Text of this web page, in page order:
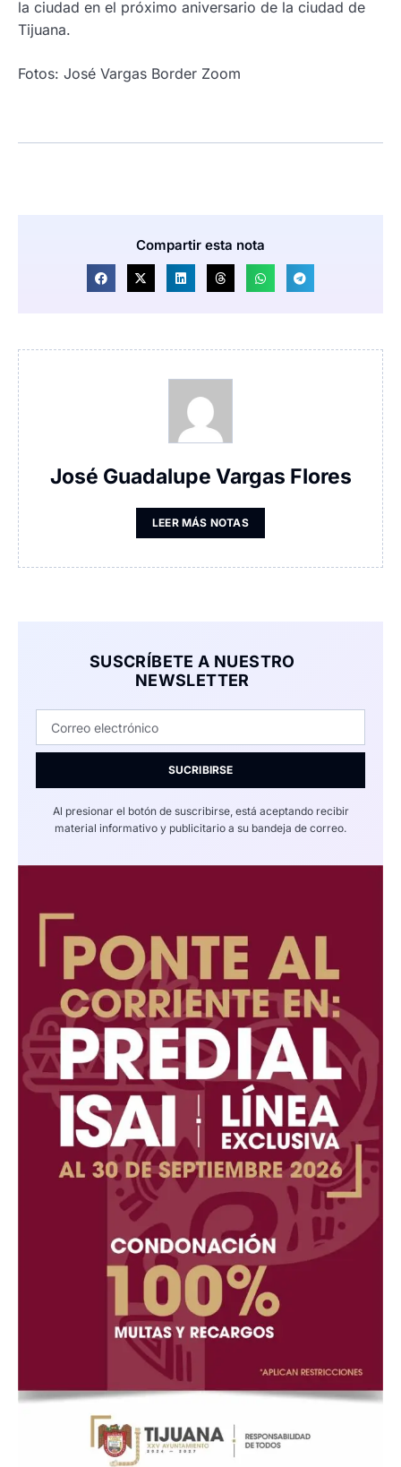
la ciudad en el próximo aniversario de la ciudad de
Tijuana.
Fotos: José Vargas Border Zoom
Compartir esta nota
José Guadalupe Vargas Flores
LEER MÁS NOTAS
SUSCRÍBETE A NUESTRO
NEWSLETTER
SUCRIBIRSE
Al presionar el botón de suscribirse, está aceptando recibir
material informativo y publicitario a su bandeja de correo.